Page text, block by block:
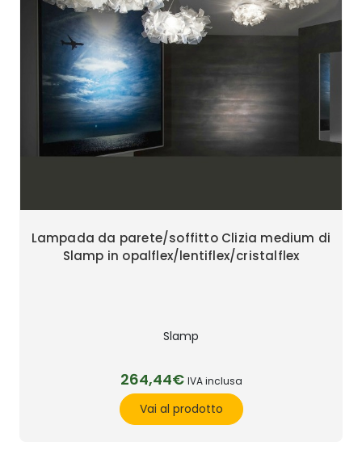
Lampada da parete/soffitto Clizia medium di
Slamp in opalflex/lentiflex/cristalflex
Slamp
264,44€ IVA inclusa
Vai al prodotto